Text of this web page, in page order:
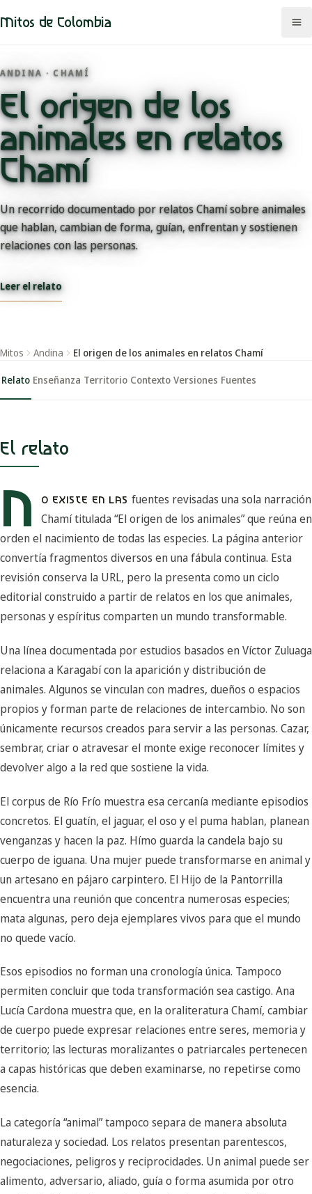
Mitos de Colombia
Mitos
Regiones
Comunidades
Categorías
Rutas
Mapa
ANDINA · CHAMÍ
El origen de los
animales en relatos
Chamí
Un recorrido documentado por relatos Chamí sobre animales
que hablan, cambian de forma, guían, enfrentan y sostienen
relaciones con las personas.
Leer el relato
Mitos Andina El origen de los animales en relatos Chamí
Relato Enseñanza Territorio Contexto Versiones Fuentes
El relato
N O EXISTE EN LAS fuentes revisadas una sola narración
Chamí titulada “El origen de los animales” que reúna en
orden el nacimiento de todas las especies. La página anterior
convertía fragmentos diversos en una fábula continua. Esta
revisión conserva la URL, pero la presenta como un ciclo
editorial construido a partir de relatos en los que animales,
personas y espíritus comparten un mundo transformable.
Una línea documentada por estudios basados en Víctor Zuluaga
relaciona a Karagabí con la aparición y distribución de
animales. Algunos se vinculan con madres, dueños o espacios
propios y forman parte de relaciones de intercambio. No son
únicamente recursos creados para servir a las personas. Cazar,
sembrar, criar o atravesar el monte exige reconocer límites y
devolver algo a la red que sostiene la vida.
El corpus de Río Frío muestra esa cercanía mediante episodios
concretos. El guatín, el jaguar, el oso y el puma hablan, planean
venganzas y hacen la paz. Hímo guarda la candela bajo su
cuerpo de iguana. Una mujer puede transformarse en animal y
un artesano en pájaro carpintero. El Hijo de la Pantorrilla
encuentra una reunión que concentra numerosas especies;
mata algunas, pero deja ejemplares vivos para que el mundo
no quede vacío.
Esos episodios no forman una cronología única. Tampoco
permiten concluir que toda transformación sea castigo. Ana
Lucía Cardona muestra que, en la oraliteratura Chamí, cambiar
de cuerpo puede expresar relaciones entre seres, memoria y
territorio; las lecturas moralizantes o patriarcales pertenecen
a capas históricas que deben examinarse, no repetirse como
esencia.
La categoría “animal” tampoco separa de manera absoluta
naturaleza y sociedad. Los relatos presentan parentescos,
negociaciones, peligros y reciprocidades. Un animal puede ser
alimento, adversario, aliado, guía o forma asumida por otro